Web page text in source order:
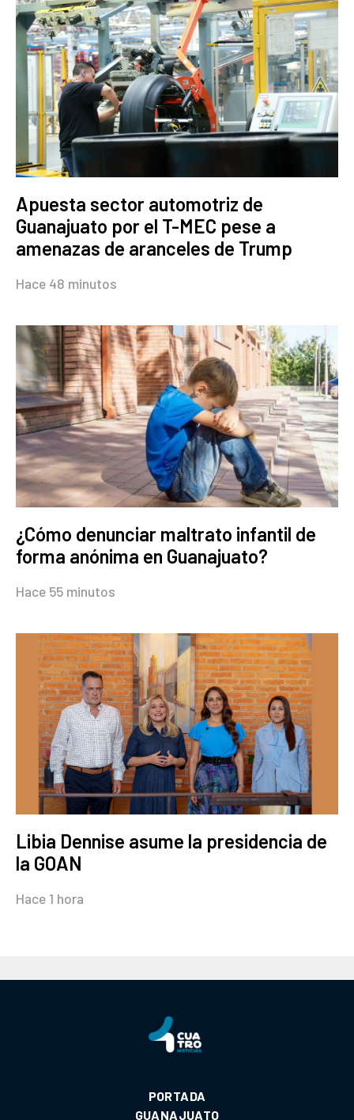
Apuesta sector automotriz de
Guanajuato por el T-MEC pese a
amenazas de aranceles de Trump
Hace 48 minutos
¿Cómo denunciar maltrato infantil de
forma anónima en Guanajuato?
Hace 55 minutos
Libia Dennise asume la presidencia de
la GOAN
Hace 1 hora
PORTADA
GUANAJUATO